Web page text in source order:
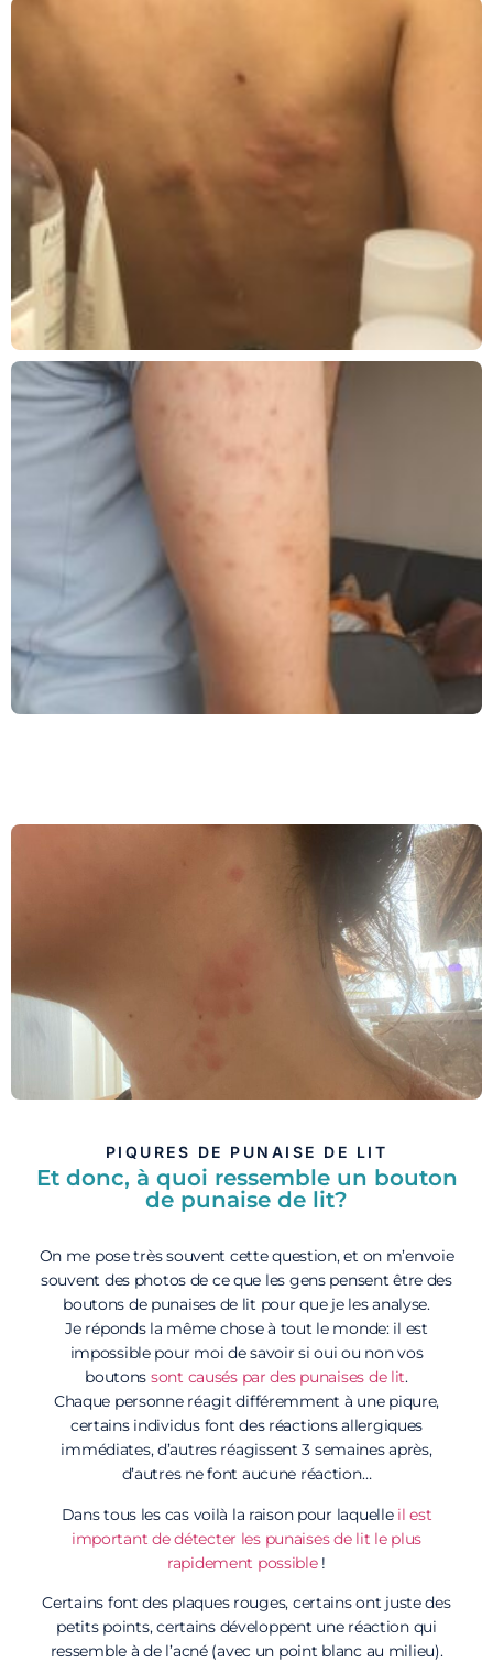
PIQURES DE PUNAISE DE LIT
Et donc, à quoi ressemble un bouton
de punaise de lit?
On me pose très souvent cette question, et on m’envoie
souvent des photos de ce que les gens pensent être des
boutons de punaises de lit pour que je les analyse.
Je réponds la même chose à tout le monde: il est
impossible pour moi de savoir si oui ou non vos
boutons sont causés par des punaises de lit.
Chaque personne réagit différemment à une piqure,
certains individus font des réactions allergiques
immédiates, d’autres réagissent 3 semaines après,
d’autres ne font aucune réaction…
Dans tous les cas voilà la raison pour laquelle il est
important de détecter les punaises de lit le plus
rapidement possible!
Certains font des plaques rouges, certains ont juste des
petits points, certains développent une réaction qui
ressemble à de l’acné (avec un point blanc au milieu).